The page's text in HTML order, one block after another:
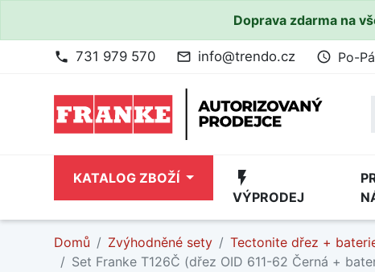
Doprava zdarma na
phone 731 979 570 mail_outline info@trendo.cz access_time Po-
KATALOG ZBOŽÍ flash_on
VÝPRODEJ
Domů Zvýhodněné sety Tectonite dřez +
Set Franke T126Č (dřez OID 611-62 Černá +